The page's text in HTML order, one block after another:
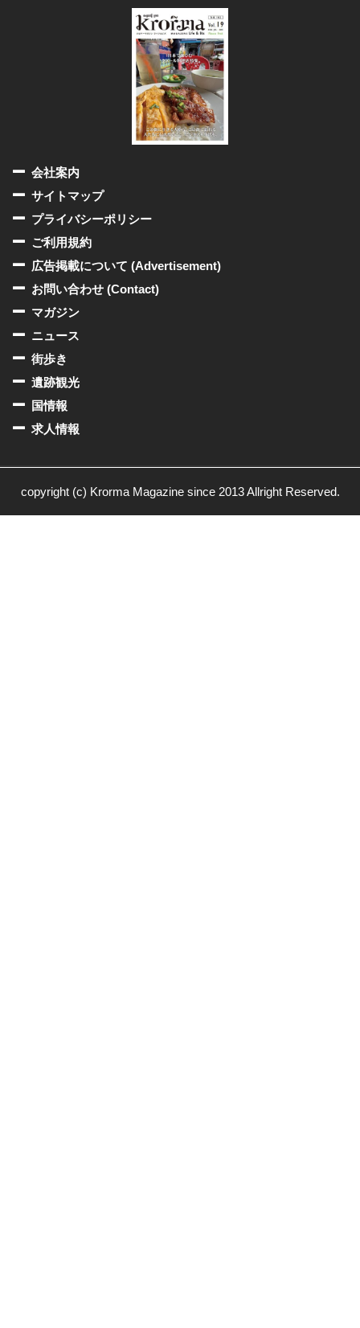
会社案内
サイトマップ
プライバシーポリシー
ご利用規約
広告掲載について (Advertisement)
お問い合わせ (Contact)
マガジン
ニュース
街歩き
遺跡観光
国情報
求人情報
copyright (c) Krorma Magazine since 2013 Allright Reserved.